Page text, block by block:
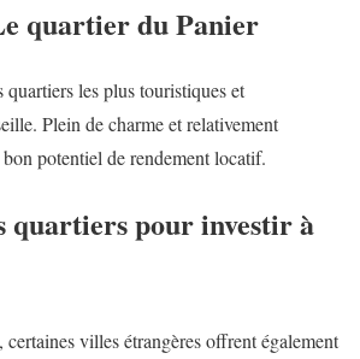
quartier du Panier
quartiers les plus touristiques et
Plein de charme et relativement
potentiel de rendement locatif.
quartiers pour investir à
villes étrangères offrent également